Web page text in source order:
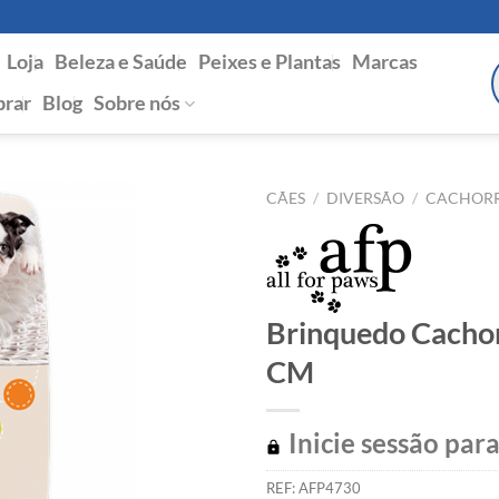
Loja Beleza e Saúde Peixes e Plantas Marcas
Blog Sobre nós
CÃES / DIVERSÃO /
Brinquedo
CM
Inicie sessão
REF:AFP4730